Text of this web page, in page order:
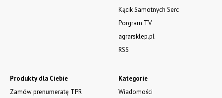
Kategorie
Wiadomości
Produkty dla Ciebie
Zamów prenumeratę TPR
Kącik Samotnych Serc
Porgram TV
agrarsklep.pl
RSS